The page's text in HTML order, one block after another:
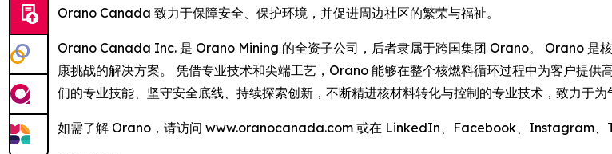
Orano Canada 致力于保障安全、保护环境，并促进周边社区的繁荣与福祉。
Orano Canada Inc. 是 Orano Mining 的全资子公司，后者隶属于跨国集团 Orano。 Orano 是
康挑战的解决方案。 凭借专业技术和尖端工艺，Orano 能够在整个核燃料循环过程中为客户提
们的专业技能、坚守安全底线、持续探索创新，不断精进核材料转化与控制的专业技术，致力于
如需了解 Orano，请访问 www.oranocanada.com 或在 LinkedIn、Facebook、Instagram